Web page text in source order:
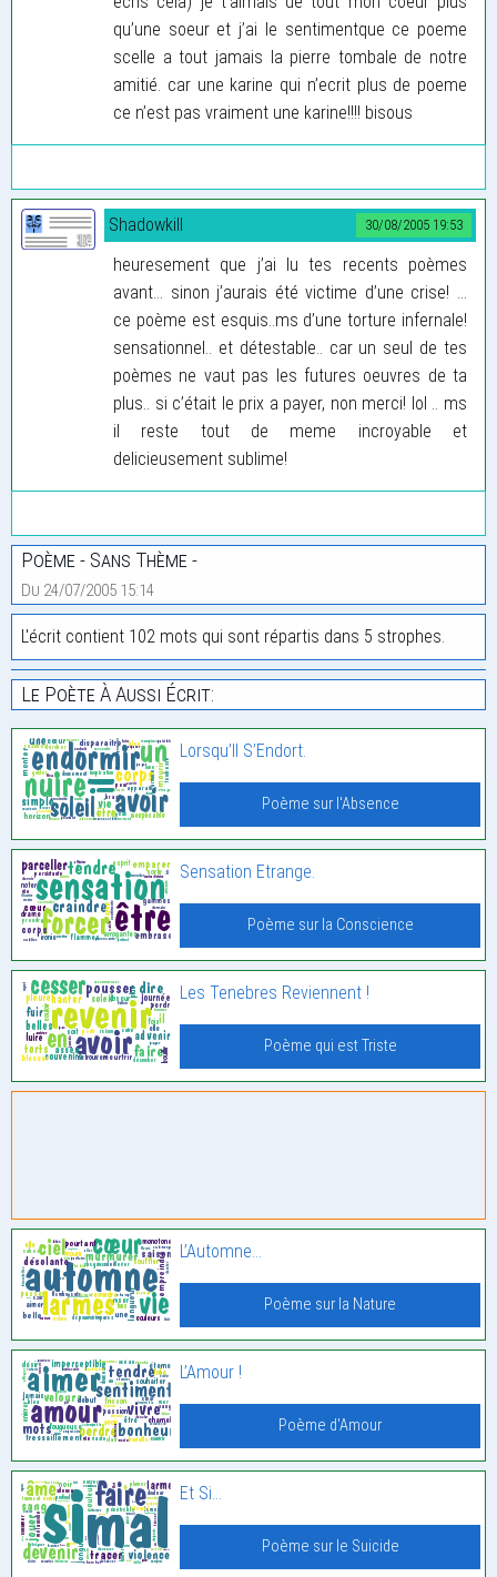
qu’une soeur et j’ai le sentimentque ce poeme
scelle a tout jamais la pierre tombale de notre
amitié. car une karine qui n’ecrit plus de poeme
ce n’est pas vraiment une karine!!!! bisous
30/08/2005 19:53
Shadowkill
heuresement que j’ai lu tes recents poèmes
avant... sinon j’aurais été victime d’une crise! ...
ce poème est esquis..ms d’une torture infernale!
sensationnel.. et détestable.. car un seul de tes
poèmes ne vaut pas les futures oeuvres de ta
plus.. si c’était le prix a payer, non merci! lol .. ms
il reste tout de meme incroyable et
delicieusement sublime!
Poème - Sans Thème -
Du 24/07/2005 15:14
L'écrit contient 102 mots qui sont répartis dans 5 strophes.
Le Poète À Aussi Écrit:
Lorsqu’Il S’Endort.
Poème sur l'Absence
Sensation Etrange.
Poème sur la Conscience
Les Tenebres Reviennent !
Poème qui est Triste
L’Automne…
Poème sur la Nature
L’Amour !
Poème d'Amour
Et Si…
Poème sur le Suicide